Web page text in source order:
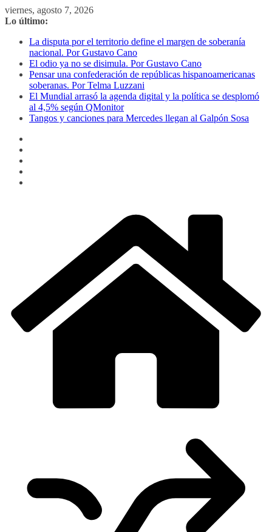
Saltar
al
viernes, agosto 7, 2026
Lo último:
La disputa por el territorio define el margen de soberanía
nacional. Por Gustavo Cano
El odio ya no se disimula. Por Gustavo Cano
Pensar una confederación de repúblicas hispanoamericanas
soberanas. Por Telma Luzzani
El Mundial arrasó la agenda digital y la política se desplomó
al 4,5% según QMonitor
Tangos y canciones para Mercedes llegan al Galpón Sosa